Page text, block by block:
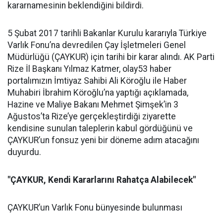
kararnamesinin beklendiğini bildirdi.
5 Şubat 2017 tarihli Bakanlar Kurulu kararıyla Türkiye
Varlık Fonu’na devredilen Çay İşletmeleri Genel
Müdürlüğü (ÇAYKUR) için tarihi bir karar alındı. AK Parti
Rize İl Başkanı Yılmaz Katmer, olay53 haber
portalımızın İmtiyaz Sahibi Ali Köroğlu ile Haber
Muhabiri İbrahim Köroğlu’na yaptığı açıklamada,
Hazine ve Maliye Bakanı Mehmet Şimşek’in 3
Ağustos’ta Rize’ye gerçekleştirdiği ziyarette
kendisine sunulan taleplerin kabul gördüğünü ve
ÇAYKUR’un fonsuz yeni bir döneme adım atacağını
duyurdu.
"ÇAYKUR, Kendi Kararlarını Rahatça Alabilecek"
ÇAYKUR’un Varlık Fonu bünyesinde bulunması